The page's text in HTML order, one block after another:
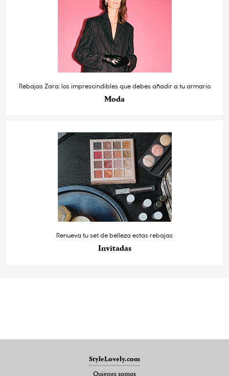
Rebajas Zara: los imprescindibles que debes añadir a tu armario
Moda
Renueva tu set de belleza estas rebajas
Invitadas
StyleLovely.com
Quienes somos